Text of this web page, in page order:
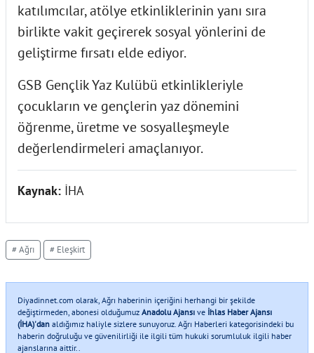
katılımcılar, atölye etkinliklerinin yanı sıra
birlikte vakit geçirerek sosyal yönlerini de
geliştirme fırsatı elde ediyor.
GSB Gençlik Yaz Kulübü etkinlikleriyle
çocukların ve gençlerin yaz dönemini
öğrenme, üretme ve sosyalleşmeyle
değerlendirmeleri amaçlanıyor.
Kaynak: İHA
# Ağrı # Eleşkirt
Diyadinnet.com olarak, Ağrı haberinin içeriğini herhangi bir şekilde
değiştirmeden, abonesi olduğumuz Anadolu Ajansı ve İhlas Haber Ajansı
(İHA)'dan aldığımız haliyle sizlere sunuyoruz. Ağrı Haberleri kategorisindeki bu
haberin doğruluğu ve güvenilirliği ile ilgili tüm hukuki sorumluluk ilgili haber
ajanslarına aittir..